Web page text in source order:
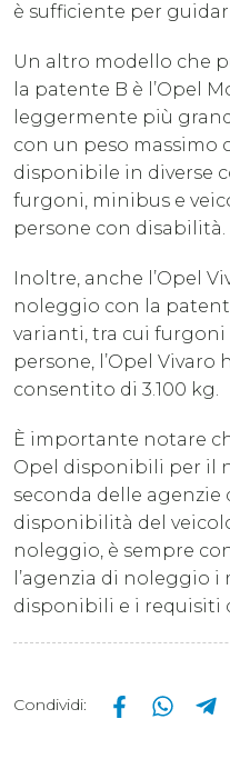
è sufficiente per
Un altro modello che
la patente B è l’Opel
leggermente più
con un peso massimo
disponibile in diverse
furgoni, minibus e
persone con disabilità.
Inoltre, anche l’Opel
noleggio con la
varianti, tra cui
persone, l’Opel Vivaro
consentito di 3.100 kg.
È importante notare
Opel disponibili per il
seconda delle
disponibilità del
noleggio, è sempre
l’agenzia di noleggio
disponibili e i requisiti
Condividi: